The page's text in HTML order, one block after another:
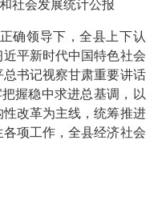
领导下，全县上下认
平新时代中国特色社会
书记视察甘肃重要讲话
握稳中求进总基调，以
改革为主线，统筹推进
项工作，全县经济社会